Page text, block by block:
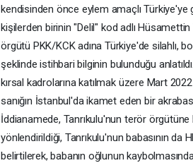
kendisinden önce eylem amaçlı
kişilerden birinin "Delil" kod adlı
örgütü PKK/KCK adına Türkiye'de silahlı,
şeklinde istihbari bilginin bulunduğu
kırsal kadrolarına katılmak üzere Mart
sanığın İstanbul'da ikamet eden bir
İddianamede, Tanrıkulu'nun terör örgütüne
yönlendirildiği, Tanrıkulu'nun babasının da
belirtilerek, babanın oğlunun